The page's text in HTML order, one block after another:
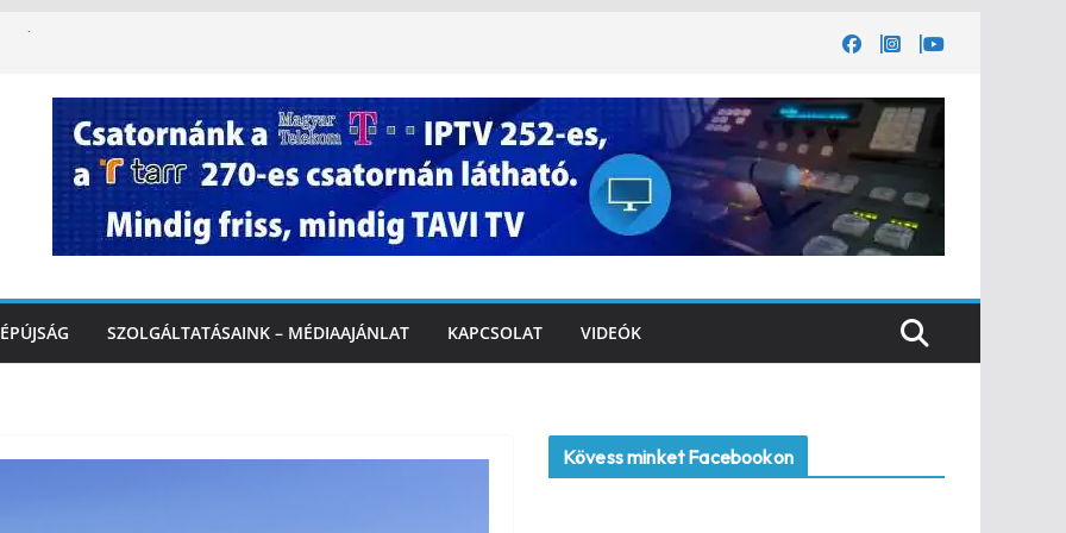
kapcsolatba kerülünk az AI-val – fontos
felfrissülés: jövő héten újra berobban
szolgáltatásnyújtás a hőségriadó alatt
Városi Gyógyfürdő és
SZOLGÁLTATÁSAINK – MÉDIAAJÁNLAT KAPCSOLAT VIDEÓK
Kövess minket Facebookon